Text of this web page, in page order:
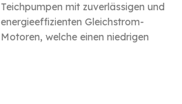
Teichpumpen mit zuverlässigen und
energieeffizienten Gleichstrom-
Motoren, welche einen niedrigen